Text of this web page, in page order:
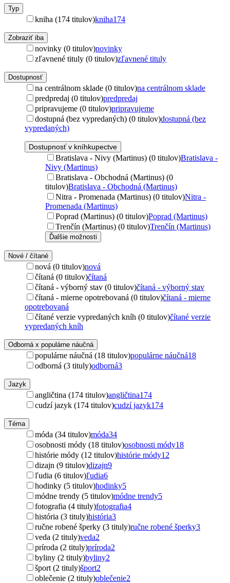
Typ
kniha (174 titulov)kniha174
Zobraziť iba
novinky (0 titulov)novinky
zľavnené tituly (0 titulov)zľavnené tituly
Dostupnosť
na centrálnom sklade (0 titulov)na centrálnom sklade
predpredaj (0 titulov)predpredaj
pripravujeme (0 titulov)pripravujeme
dostupná (bez vypredaných) (0 titulov)dostupná (bez
vypredaných)
Dostupnosť v kníhkupectve
Bratislava - Nivy (Martinus) (0 titulov)Bratislava -
Nivy (Martinus)
Bratislava - Obchodná (Martinus) (0
titulov)Bratislava - Obchodná (Martinus)
Nitra - Promenada (Martinus) (0 titulov)Nitra -
Promenada (Martinus)
Poprad (Martinus) (0 titulov)Poprad (Martinus)
Trenčín (Martinus) (0 titulov)Trenčín (Martinus)
Ďalšie možnosti
Nové / čítané
nová (0 titulov)nová
čítaná (0 titulov)čítaná
čítaná - výborný stav (0 titulov)čítaná - výborný stav
čítaná - mierne opotrebovaná (0 titulov)čítaná - mierne
opotrebovaná
čítané verzie vypredaných kníh (0 titulov)čítané verzie
vypredaných kníh
Odborná x populárne náučná
populárne náučná (18 titulov)populárne náučná18
odborná (3 tituly)odborná3
Jazyk
angličtina (174 titulov)angličtina174
cudzí jazyk (174 titulov)cudzí jazyk174
Téma
móda (34 titulov)móda34
osobnosti módy (18 titulov)osobnosti módy18
histórie módy (12 titulov)histórie módy12
dizajn (9 titulov)dizajn9
ľudia (6 titulov)ľudia6
hodinky (5 titulov)hodinky5
módne trendy (5 titulov)módne trendy5
fotografia (4 tituly)fotografia4
história (3 tituly)história3
ručne robené šperky (3 tituly)ručne robené šperky3
veda (2 tituly)veda2
príroda (2 tituly)príroda2
byliny (2 tituly)byliny2
šport (2 tituly)šport2
oblečenie (2 tituly)oblečenie2